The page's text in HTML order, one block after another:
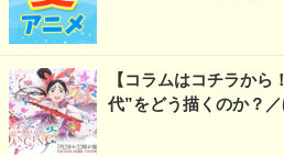
【コラムはコチラか
代”をどう描くのか？